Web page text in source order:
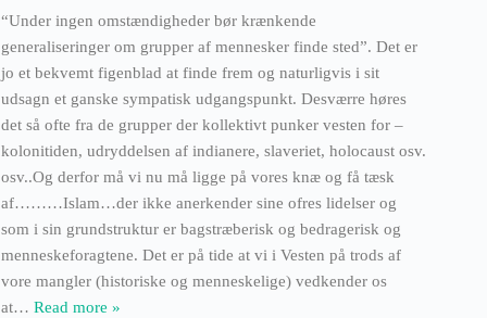
“Under ingen omstændigheder bør krænkende
generaliseringer om grupper af mennesker finde sted”. Det er
jo et bekvemt figenblad at finde frem og naturligvis i sit
udsagn et ganske sympatisk udgangspunkt. Desværre høres
det så ofte fra de grupper der kollektivt punker vesten for –
kolonitiden, udryddelsen af indianere, slaveriet, holocaust osv.
osv..Og derfor må vi nu må ligge på vores knæ og få tæsk
af………Islam…der ikke anerkender sine ofres lidelser og
som i sin grundstruktur er bagstræberisk og bedragerisk og
menneskeforagtene. Det er på tide at vi i Vesten på trods af
vore mangler (historiske og menneskelige) vedkender os
at… Read more »